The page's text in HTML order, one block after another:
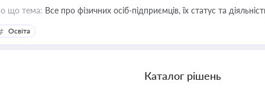
що тема: Все про фізичних осіб-підприємців, їх статус та
Освіта
Каталог рішень